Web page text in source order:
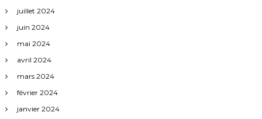
juillet 2024
juin 2024
mai 2024
avril 2024
mars 2024
février 2024
janvier 2024